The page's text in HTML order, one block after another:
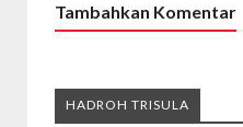
Tambahkan Komentar
HADROH TRISULA